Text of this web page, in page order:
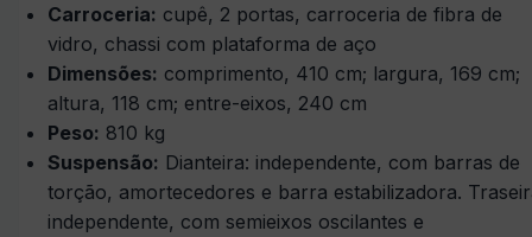
Carroceria: cupê, 2 portas, carroceria de fibra de
vidro, chassi com plataforma de aço
Dimensões: comprimento, 410 cm; largura, 169 cm;
altura, 118 cm; entre-eixos, 240 cm
Peso: 810 kg
Suspensão: Dianteira: independente, com barras de
torção, amortecedores e barra estabilizadora.
independente, com semieixos oscilantes e